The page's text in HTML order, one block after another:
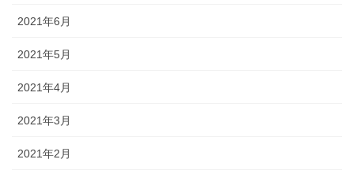
2021年6月
2021年5月
2021年4月
2021年3月
2021年2月